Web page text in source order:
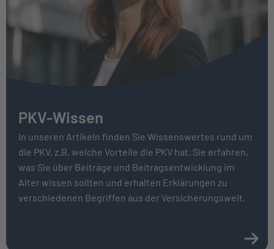
PKV-Wissen
In unseren Artikeln finden Sie Wissenswertes rund um
die PKV, z.B. welche Vorteile die PKV hat. Sie erfahren,
was Sie über Bei­träge und Beitrags­entwicklung im
Alter wissen sollten und erhalten Erklärungen zu
verschiedenen Begriffen aus der Versicherungswelt.